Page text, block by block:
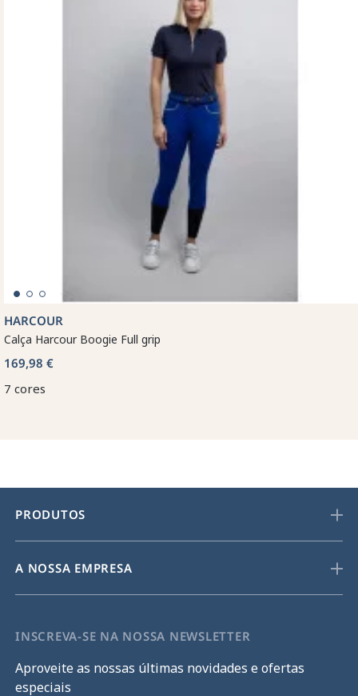
HARCOUR
Calça Harcour Boogie Full grip
169,98 €
7 cores
PRODUTOS
A NOSSA EMPRESA
INSCREVA-SE NA NOSSA NEWSLETTER
Aproveite as nossas últimas novidades e ofertas
especiais